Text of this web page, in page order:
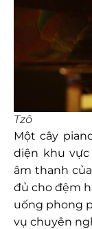
Tzô
Một cây
diện khu
âm thanh
đủ cho đệm
uống phong
vụ chuyên